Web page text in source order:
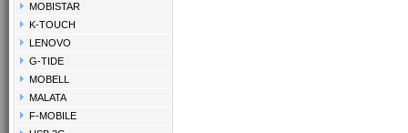
MOBISTAR
K-TOUCH
LENOVO
G-TIDE
MOBELL
MALATA
F-MOBILE